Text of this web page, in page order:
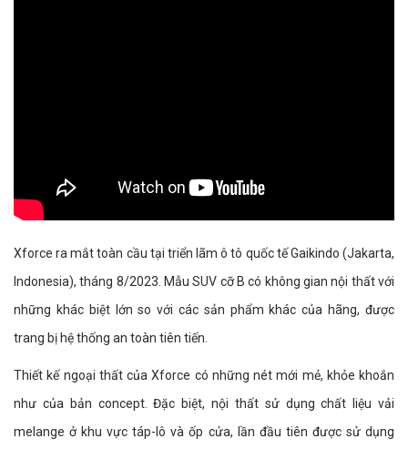
Xforce ra mắt toàn cầu tại triển lãm ô tô quốc tế Gaikindo (Jakarta,
Indonesia), tháng 8/2023. Mẫu SUV cỡ B có không gian nội thất với
những khác biệt lớn so với các sản phẩm khác của hãng, được
trang bị hệ thống an toàn tiên tiến.
Thiết kế ngoại thất của Xforce có những nét mới mẻ, khỏe khoắn
như của bản concept. Đặc biệt, nội thất sử dụng chất liệu vải
melange ở khu vực táp-lô và ốp cửa, lần đầu tiên được sử dụng